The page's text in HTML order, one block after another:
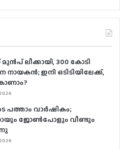
മുൻപ് ലീക്കായി, 300 കോടി
നായകൻ; ഇനി ഒടിടിയിലേക്ക്,
പത്താം വാർഷികം;
ജോൺപോളും വീണ്ടും